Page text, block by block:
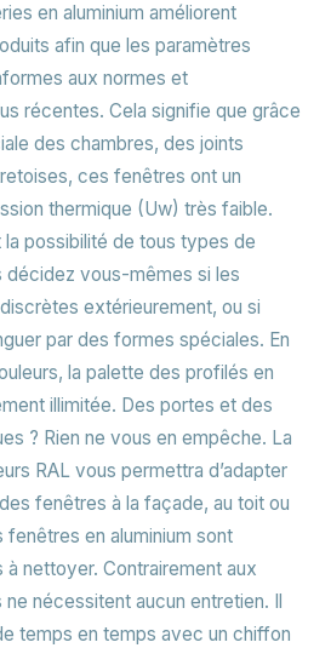
en aluminium améliorent
afin que les paramètres
aux normes et
récentes. Cela signifie que grâce
des chambres, des joints
ces fenêtres ont un
thermique (Uw) très faible.
la possibilité de tous types de
décidez vous-mêmes si les
extérieurement, ou si
par des formes spéciales. En
la palette des profilés en
illimitée. Des portes et des
? Rien ne vous en empêche. La
RAL vous permettra d’adapter
fenêtres à la façade, au toit ou
en aluminium sont
nettoyer. Contrairement aux
nécessitent aucun entretien. Il
temps en temps avec un chiffon